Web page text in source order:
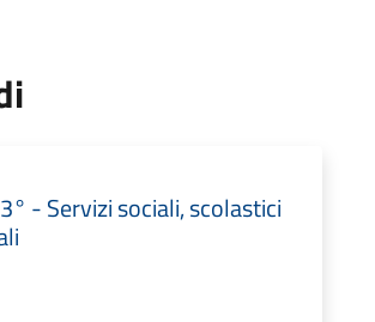
- Servizi sociali, scolastici